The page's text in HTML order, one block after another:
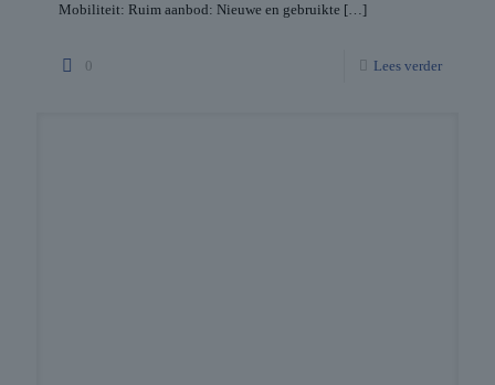
Mobiliteit: Ruim aanbod: Nieuwe en gebruikte […]
0 Lees verder